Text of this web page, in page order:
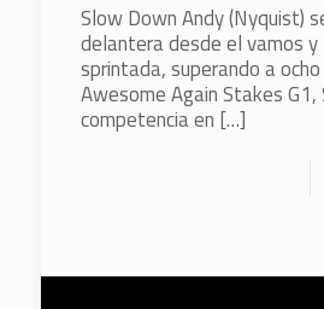
Slow Down Andy (Nyquist)
delantera desde el vamos y
sprintada, superando a
Awesome Again Stakes
competencia en […]